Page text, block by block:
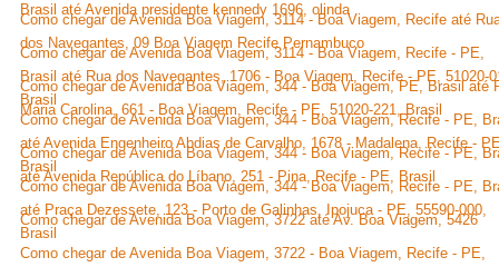
Brasil até Avenida presidente kennedy 1696, olinda
Como chegar de Avenida Boa Viagem, 3114 - Boa Viagem, Recife até
dos Navegantes, 09 Boa Viagem Recife Pernambuco
Como chegar de Avenida Boa Viagem, 3114 - Boa Viagem, Recife - PE,
Brasil até Rua dos Navegantes, 1706 - Boa Viagem, Recife - PE, 51020-
Brasil
Como chegar de Avenida Boa Viagem, 344 - Boa Viagem, PE, Brasil até
Maria Carolina, 661 - Boa Viagem, Recife - PE, 51020-221, Brasil
Como chegar de Avenida Boa Viagem, 344 - Boa Viagem, Recife - PE,
até Avenida Engenheiro Abdias de Carvalho, 1678 - Madalena, Recife -
Brasil
Como chegar de Avenida Boa Viagem, 344 - Boa Viagem, Recife - PE,
até Avenida República do Líbano, 251 - Pina, Recife - PE, Brasil
Como chegar de Avenida Boa Viagem, 344 - Boa Viagem, Recife - PE,
até Praça Dezessete, 123 - Porto de Galinhas, Ipojuca - PE, 55590-000,
Brasil
Como chegar de Avenida Boa Viagem, 3722 até Av. Boa Viagem, 5426
Como chegar de Avenida Boa Viagem, 3722 - Boa Viagem, Recife - PE,